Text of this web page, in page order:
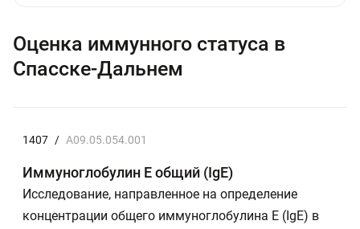
Оценка иммунного статуса в
Спасске-Дальнем
1407 / A09.05.054.001
Иммуноглобулин Е общий (IgE)
Исследование, направленное на определение
концентрации общего иммуноглобулина Е (IgE) в